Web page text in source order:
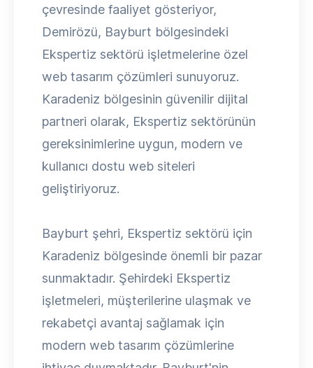
çevresinde faaliyet gösteriyor,
Demirözü, Bayburt bölgesindeki
Ekspertiz sektörü işletmelerine özel
web tasarım çözümleri sunuyoruz.
Karadeniz bölgesinin güvenilir dijital
partneri olarak, Ekspertiz sektörünün
gereksinimlerine uygun, modern ve
kullanıcı dostu web siteleri
geliştiriyoruz.
Bayburt şehri, Ekspertiz sektörü için
Karadeniz bölgesinde önemli bir pazar
sunmaktadır. Şehirdeki Ekspertiz
işletmeleri, müşterilerine ulaşmak ve
rekabetçi avantaj sağlamak için
modern web tasarım çözümlerine